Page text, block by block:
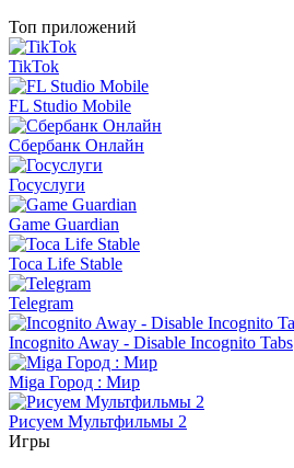
Топ приложений
TikTok
FL Studio Mobile
Сбербанк Онлайн
Госуслуги
Game Guardian
Toca Life Stable
Telegram
Incognito Away - Disable Incognito Tabs
Miga Город : Мир
Рисуем Мультфильмы 2
Игры